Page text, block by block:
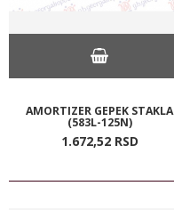
AMORTIZER GEPEK STAKLA
(583L-125N)
1.672,52 RSD